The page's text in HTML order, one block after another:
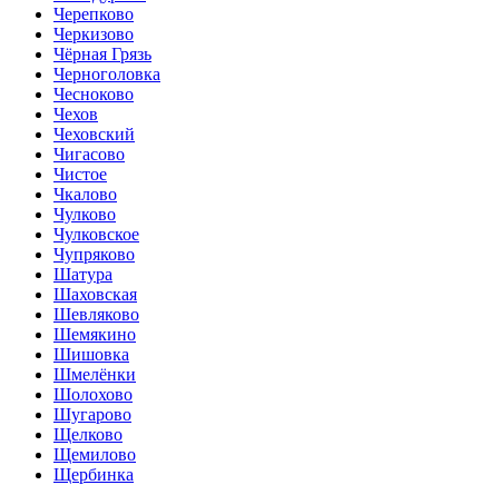
Черепково
Черкизово
Чёрная Грязь
Черноголовка
Чесноково
Чехов
Чеховский
Чигасово
Чистое
Чкалово
Чулково
Чулковское
Чупряково
Шатура
Шаховская
Шевляково
Шемякино
Шишовка
Шмелёнки
Шолохово
Шугарово
Щелково
Щемилово
Щербинка